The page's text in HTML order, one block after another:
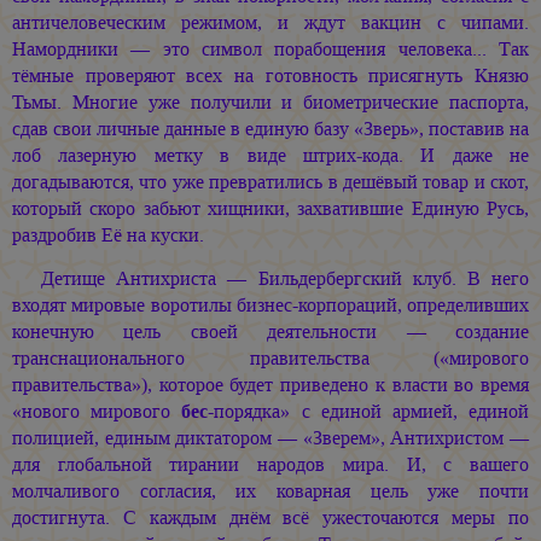
античеловеческим режимом, и ждут вакцин с чипами.
Намордники — это символ порабощения человека... Так
тёмные проверяют всех на готовность присягнуть Князю
Тьмы. Многие уже получили и биометрические паспорта,
сдав свои личные данные в единую базу «Зверь», поставив на
лоб лазерную метку в виде штрих-кода. И даже не
догадываются, что уже превратились в дешёвый товар и скот,
который скоро забьют хищники, захватившие Единую Русь,
раздробив Её на куски.
Детище Антихриста — Бильдербергский клуб. В него
входят мировые воротилы бизнес-корпораций, определивших
конечную цель своей деятельности — создание
транснационального правительства («мирового
правительства»), которое будет приведено к власти во время
«нового мировогобес-порядка» с единой армией, единой
полицией, единым диктатором — «Зверем», Антихристом —
для глобальной тирании народов мира. И, с вашего
молчаливого согласия, их коварная цель уже почти
достигнута. С каждым днём всё ужесточаются меры по